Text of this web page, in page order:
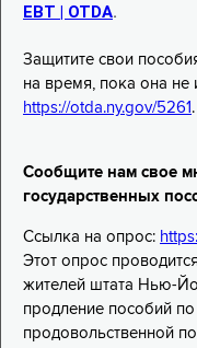
EBT | OTDA.
Защитите свои
на время, пока она не
https://otda.ny.gov/5261 .
Сообщите нам свое
государственных
Ссылка на опрос:
Этот опрос
жителей штата Нью-
продление пособий
продовольственной